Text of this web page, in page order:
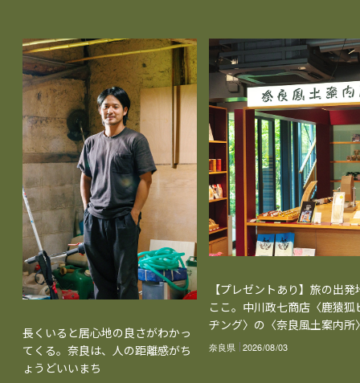
長くいると居心地の良さがわかっ
てくる。奈良は、人の距離感がち
ょうどいいまち
【プレゼントあり】旅の出発
ここ。中川政七商店〈鹿猿狐
ヂング〉の〈奈良風土案内所
奈良県 2026/08/03